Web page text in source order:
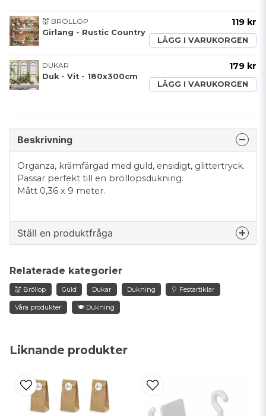
💒 BRÖLLOP
Girlang - Rustic Country
119 kr
LÄGG I VARUKORGEN
DUKAR
Duk - Vit - 180x300cm
179 kr
LÄGG I VARUKORGEN
Liknande produkter
Beskrivning
Organza, krämfärgad med guld, ensidigt, glittertryck.
Passar perfekt till en bröllopsdukning.
Mått 0,36 x 9 meter.
Ställ en produktfråga
Fråga oss något om denna produkten...
Relaterade kategorier
💒 Bröllop Guld Dukar Dukning 🎈 Festartiklar
Våra produkter 🍽️ Dukning